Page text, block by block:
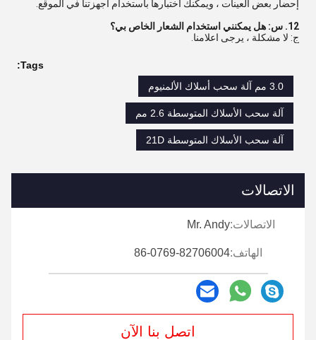
إحضار بعض العينات ، ويمكنك اختبارها باستخدام أجهزتنا في الموقع.
12. س: هل يمكنني استخدام الشعار الخاص بي؟
ج: لا مشكلة ، يرجى اعلامنا.
Tags:
3.0 مم آلة سحب أسلاك الألمنيوم
آلة سحب الأسلاك المتوسطة 2.6 مم
آلة سحب الأسلاك المتوسطة 21D
الاتصالات
الاتصالات:Mr. Andy
الهاتف:86-0769-82706004
اتصل بنا الآن